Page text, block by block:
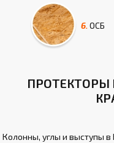
6. ОСБ
ПРОТЕКТОРЫ
Колонны, углы и выступы